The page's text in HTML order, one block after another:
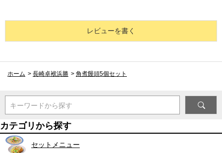
レビューを書く
ホーム > 長崎卓袱浜勝 > 角煮饅頭5個セット
キーワードから探す
カテゴリから探す
セットメニュー